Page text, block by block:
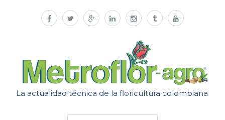
La actualidad técnica de la floricultura colombiana